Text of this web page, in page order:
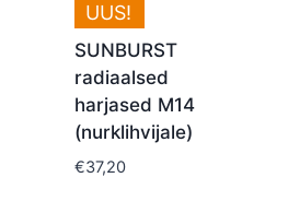
UUS!
SUNBURST
radiaalsed
harjased M14
(nurklihvijale)
€37,20